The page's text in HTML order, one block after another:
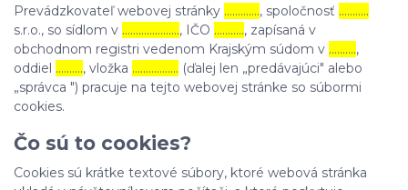
Prevádzkovateľ webovej stránky …………., spoločnosť ………..
s.r.o., so sídlom v …………………, IČO ……….., zapísaná v
obchodnom registri vedenom Krajským súdom v ……….,
oddiel ………., vložka …………….. (ďalej len „predávajúci" alebo
„správca ") pracuje na tejto webovej stránke so súbormi
cookies.
Čo sú to cookies?
Cookies sú krátke textové súbory, ktoré webová stránka